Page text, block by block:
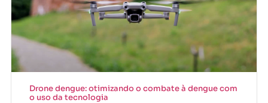
Drone dengue: otimizando o combate à dengue com
o uso da tecnologia